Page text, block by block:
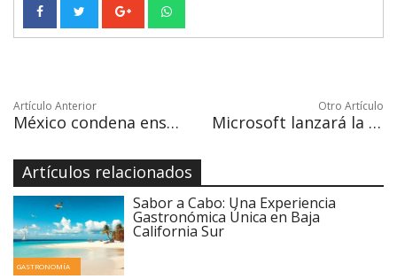
Artículo Anterior
México condena ensayo nuclear Corea del Norte
Otro Artículo
Microsoft lanzará la cuarta gran actualización de Windows 10
Artículos relacionados
GASTRONOMÍA
Sabor a Cabo: Una Experiencia
Gastronómica Única en Baja
California Sur